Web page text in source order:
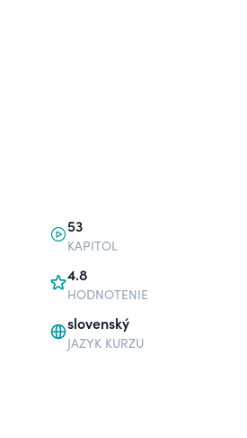
53
KAPITOL
4.8
HODNOTENIE
slovenský
JAZYK KURZU